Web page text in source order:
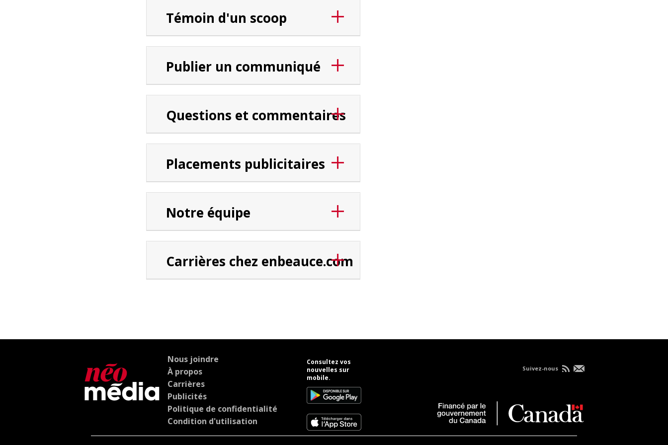
Témoin d'un scoop
Publier un communiqué
Questions et commentaires
Placements publicitaires
Notre équipe
Carrières chez enbeauce.com
Nous joindre
À propos
Carrières
Publicités
Politique de confidentialité
Condition d'utilisation
Consultez vos
nouvelles sur
mobile.
Suivez-nous